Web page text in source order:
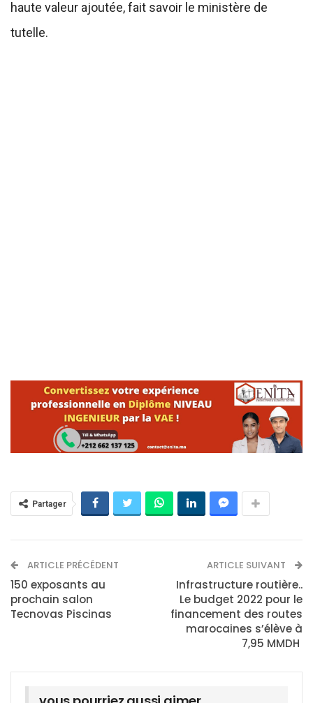
haute valeur ajoutée, fait savoir le ministère de
tutelle.
Partager
ARTICLE PRÉCÉDENT
150 exposants au
prochain salon
Tecnovas Piscinas
ARTICLE SUIVANT
Infrastructure routière..
Le budget 2022 pour le
financement des routes
marocaines s’élève à
7,95 MMDH